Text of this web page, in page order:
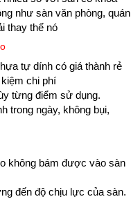
như sàn văn phòng, quán
thay thế nó
tự dính có giá thành rẻ
chi phí
từng điểm sử dụng.
trong ngày, không bụi,
không bám được vào sàn
đến độ chịu lực của sàn.